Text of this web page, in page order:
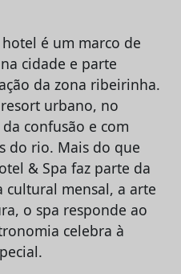
é um marco de
cidade e parte
da zona ribeirinha.
urbano, no
confusão e com
do rio. Mais do que
& Spa faz parte da
cultural mensal, a arte
o spa responde ao
celebra à